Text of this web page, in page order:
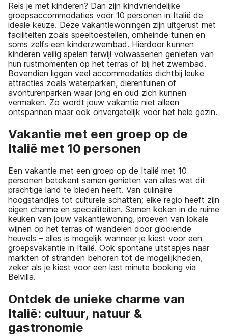
Reis je met kinderen? Dan zijn kindvriendelijke
groepsaccommodaties voor 10 personen in Italië de
ideale keuze. Deze vakantiewoningen zijn uitgerust met
faciliteiten zoals speeltoestellen, omheinde tuinen en
soms zelfs een kinderzwembad. Hierdoor kunnen
kinderen veilig spelen terwijl volwassenen genieten van
hun rustmomenten op het terras of bij het zwembad.
Bovendien liggen veel accommodaties dichtbij leuke
attracties zoals waterparken, dierentuinen of
avonturenparken waar jong en oud zich kunnen
vermaken. Zo wordt jouw vakantie niet alleen
ontspannen maar ook onvergetelijk voor het hele gezin.
Vakantie met een groep op de
Italië met 10 personen
Een vakantie met een groep op de Italië met 10
personen betekent samen genieten van alles wat dit
prachtige land te bieden heeft. Van culinaire
hoogstandjes tot culturele schatten; elke regio heeft zijn
eigen charme en specialiteiten. Samen koken in de ruime
keuken van jouw vakantiewoning, proeven van lokale
wijnen op het terras of wandelen door glooiende
heuvels – alles is mogelijk wanneer je kiest voor een
groepsvakantie in Italië. Ook spontane uitstapjes naar
markten of stranden behoren tot de mogelijkheden,
zeker als je kiest voor een last minute booking via
Belvilla.
Ontdek de unieke charme van
Italië: cultuur, natuur &
gastronomie